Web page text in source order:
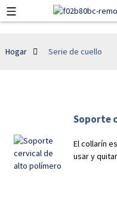
Hogar Serie de cuello
Soporte
El collarín
usar y